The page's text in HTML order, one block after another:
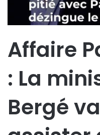
Affaire
: La
Bergé